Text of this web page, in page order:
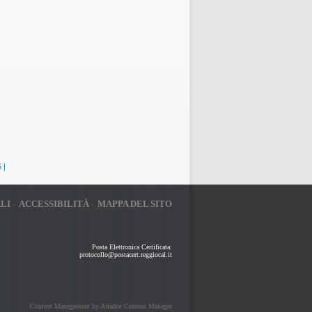
|
- ACCESSIBILITÀ- MAPPA DEL SITO
Posta Elettronica Certificata:
protocollo@postacert.reggiocal.it
Content Management by Ariadne Content Manager